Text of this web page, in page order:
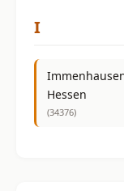
I
Hessen
(34376)